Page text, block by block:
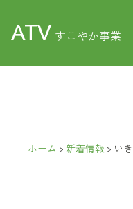
ATV すこやか事業
ホーム >新着情報> い